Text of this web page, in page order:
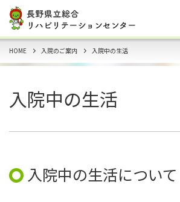
HOME 入院のご案内 入院中の生活
入院中の生活
入院中の生活について